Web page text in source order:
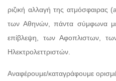
ριζική αλλαγή της ατμόσφαιρας
των Αθηνών, πάντα σύμφωνα
επίβλεψη, των Αφοπλιστων,
Ηλεκτρολεττριστών.
Αναφέρουμε/καταγράφουμε